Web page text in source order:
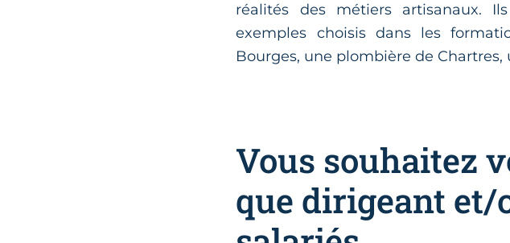
réalités des métiers artisanaux.
exemples choisis dans les
Bourges, une plombière de Chartres,
Vous souhaitez
que dirigeant et/